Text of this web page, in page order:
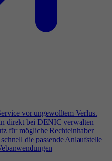
vor ungewolltem Verlust
direkt bei DENIC verwalten
für mögliche Rechteinhaber
die passende Anlaufstelle